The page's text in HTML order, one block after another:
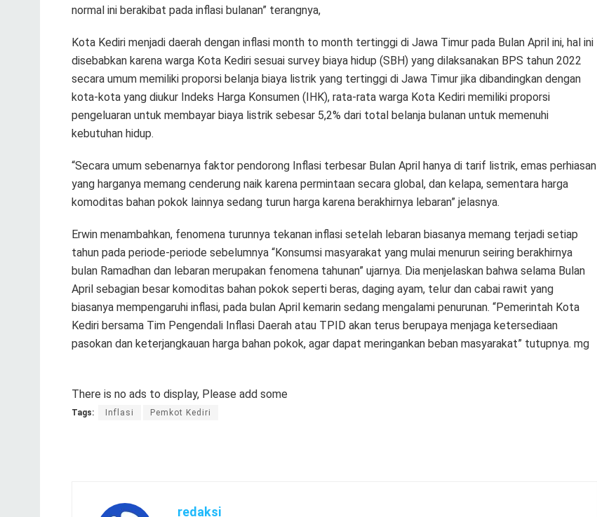
normal ini berakibat pada inflasi bulanan” terangnya,
Kota Kediri menjadi daerah dengan inflasi month to month tertinggi di Jawa Timur pada Bulan April ini, hal ini
disebabkan karena warga Kota Kediri sesuai survey biaya hidup (SBH) yang dilaksanakan BPS tahun 2022
secara umum memiliki proporsi belanja biaya listrik yang tertinggi di Jawa Timur jika dibandingkan dengan
kota-kota yang diukur Indeks Harga Konsumen (IHK), rata-rata warga Kota Kediri memiliki proporsi
pengeluaran untuk membayar biaya listrik sebesar 5,2% dari total belanja bulanan untuk memenuhi
kebutuhan hidup.
“Secara umum sebenarnya faktor pendorong Inflasi terbesar Bulan April hanya di tarif listrik, emas perhiasan
yang harganya memang cenderung naik karena permintaan secara global, dan kelapa, sementara harga
komoditas bahan pokok lainnya sedang turun harga karena berakhirnya lebaran” jelasnya.
Erwin menambahkan, fenomena turunnya tekanan inflasi setelah lebaran biasanya memang terjadi setiap
tahun pada periode-periode sebelumnya “Konsumsi masyarakat yang mulai menurun seiring berakhirnya
bulan Ramadhan dan lebaran merupakan fenomena tahunan” ujarnya. Dia menjelaskan bahwa selama Bulan
April sebagian besar komoditas bahan pokok seperti beras, daging ayam, telur dan cabai rawit yang
biasanya mempengaruhi inflasi, pada bulan April kemarin sedang mengalami penurunan. “Pemerintah Kota
Kediri bersama Tim Pengendali Inflasi Daerah atau TPID akan terus berupaya menjaga ketersediaan
pasokan dan keterjangkauan harga bahan pokok, agar dapat meringankan beban masyarakat” tutupnya. mg
There is no ads to display, Please add some
Tags: Inflasi Pemkot Kediri
redaksi